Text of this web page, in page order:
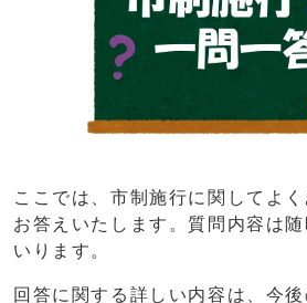
ここでは、市制施行に関してよ
お答えいたします。質問内容は
いります。
回答に関する詳しい内容は、今